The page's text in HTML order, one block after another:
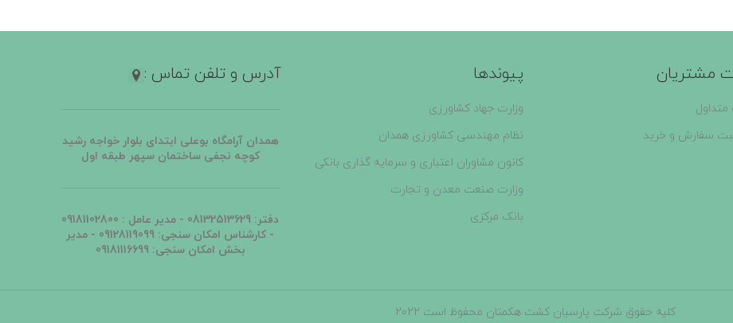
مشتریان
سفارش و خرید
پیوندها
وزارت جهاد کشاورزی
نظام مهندسی کشاورزی همدان
کانون مشاوران اعتباری و سرمایه گذاری بانکی
وزارت صنعت معدن و تجارت
بانک مرکزی
آدرس و تلفن تماس :
همدان آرامگاه بوعلی ابتدای بلوار خواجه رشید
کوچه نجفی ساختمان سپهر طبقه اول
دفتر: 08132513629 - مدیر عامل : 09181102800
- کارشناس امکان سنجی: 09128119099
- مدیر
بخش امکان سنجی: 09181116699
کلیه حقوق شرکت پارسیان کشت هکمتان محفوظ است 2022